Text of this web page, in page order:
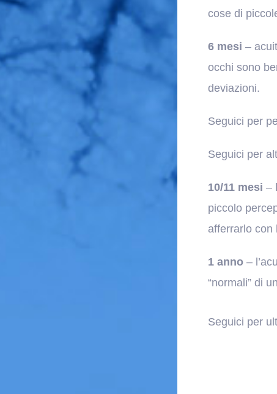
cose di
6 mesi –
occhi sono
deviazioni.
Seguici per
Seguici per
10/11 mesi –
piccolo
afferrarlo con
1 anno–
“normali” di
Seguici per